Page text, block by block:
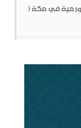
مفرغة]
في مكة (